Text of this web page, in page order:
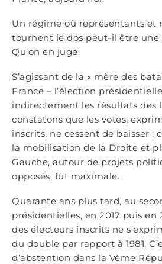
Un régime où représentants et
tournent le dos peut-il être une
Qu’on en juge.
S’agissant de la « mère des
France – l’élection
indirectement les résultats des
constatons que les votes,
inscrits, ne cessent de baisser ;
la mobilisation de la Droite et
Gauche, autour de projets
opposés, fut maximale.
Quarante ans plus tard, au
présidentielles, en 2017 puis en
des électeurs inscrits ne
du double par rapport à 1981.
d’abstention dans la Vème